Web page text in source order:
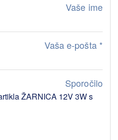
Vaše ime
Vaša e-pošta *
Sporočilo